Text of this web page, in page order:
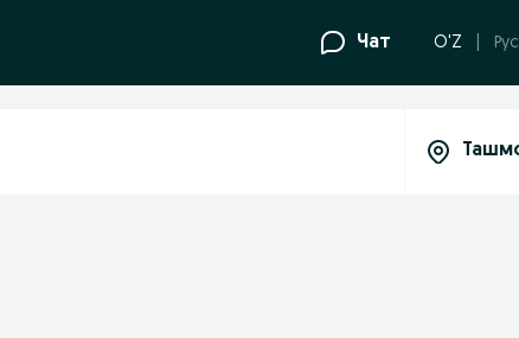
Чат O'Z Рус